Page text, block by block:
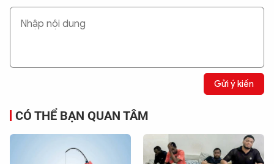
Gửi ý kiến
CÓ THỂ BẠN QUAN TÂM